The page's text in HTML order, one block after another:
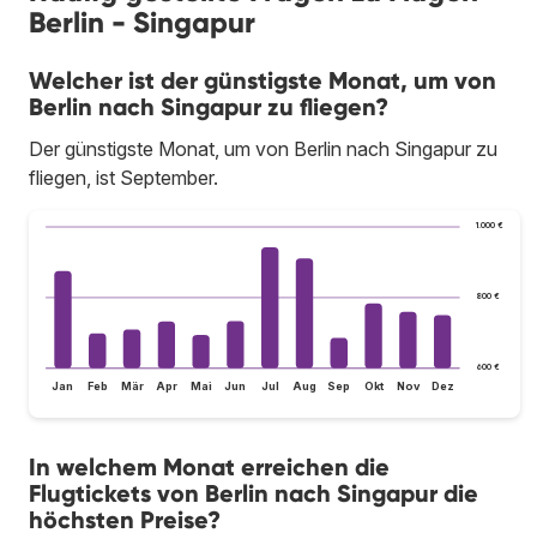
Berlin - Singapur
Welcher ist der günstigste Monat, um von
Berlin nach Singapur zu fliegen?
Der günstigste Monat, um von Berlin nach Singapur zu
fliegen, ist September.
600 €
800 €
1.000 €
Jan Feb Mär Apr Mai Jun Jul Aug Sep Okt Nov Dez
In welchem Monat erreichen die
Flugtickets von Berlin nach Singapur die
höchsten Preise?